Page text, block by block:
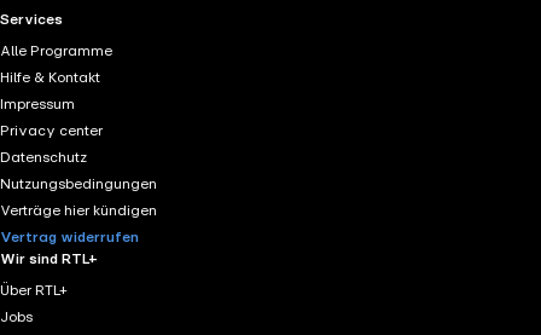
RTL+ useful links.
Services
Alle Programme
Hilfe & Kontakt
Impressum
Privacy center
Datenschutz
Nutzungsbedingungen
Verträge hier kündigen
Vertrag widerrufen
Wir sind RTL+
Über RTL+
Jobs